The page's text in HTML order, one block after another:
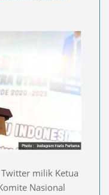
milik Ketua
Nasional